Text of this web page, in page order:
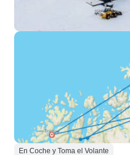
En Coche y Toma el Volante